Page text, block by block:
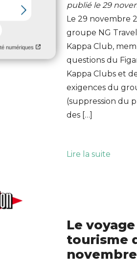
publié le 29
Le 29 novembre
groupe NG
Kappa Club,
questions du
Kappa Clubs et
exigences du
(suppression du
des […]
Lire la suite
Le
tourisme